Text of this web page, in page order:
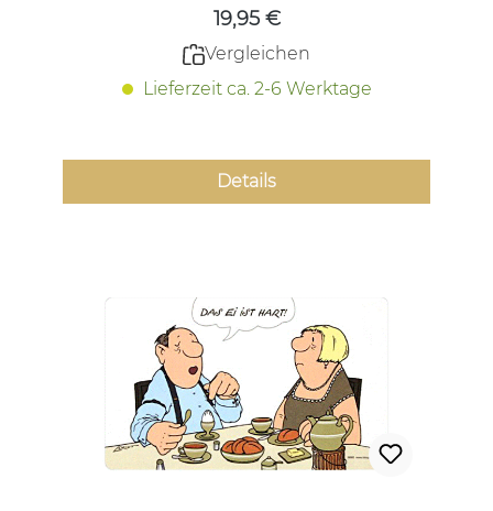
19,95 €
Vergleichen
Lieferzeit ca. 2-6 Werktage
Details